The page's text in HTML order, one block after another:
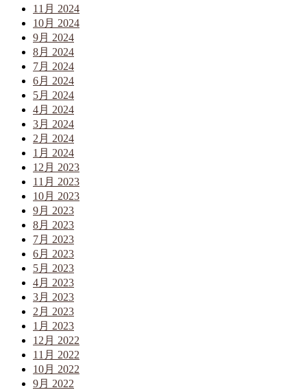
11月 2024
10月 2024
9月 2024
8月 2024
7月 2024
6月 2024
5月 2024
4月 2024
3月 2024
2月 2024
1月 2024
12月 2023
11月 2023
10月 2023
9月 2023
8月 2023
7月 2023
6月 2023
5月 2023
4月 2023
3月 2023
2月 2023
1月 2023
12月 2022
11月 2022
10月 2022
9月 2022